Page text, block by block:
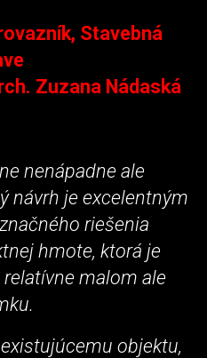
Stavebná
Zuzana Nádaská
nenápadne ale
návrh je excelentným
riešenia
hmote, ktorá je
malom ale
objektu,